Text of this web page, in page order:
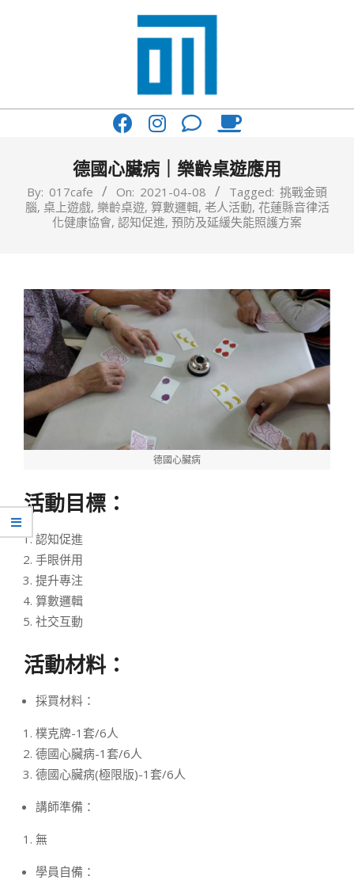
017
你
一
啡
館
德國心臟病｜樂齡桌遊應用
By: 017cafe On: 2021-04-08 Tagged: 挑戰金頭
腦, 桌上遊戲, 樂齡桌遊, 算數邏輯, 老人活動, 花蓮縣音律活
化健康協會, 認知促進, 預防及延緩失能照護方案
德國心臟病
活動目標：
認知促進
手眼併用
提升專注
算數邏輯
社交互動
活動材料：
採買材料：
樸克牌-1套/6人
德國心臟病-1套/6人
德國心臟病(極限版)-1套/6人
講師準備：
無
學員自備：